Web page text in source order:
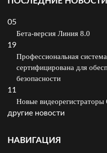
05
Бета-версия Линия 8.0
19
Профессиональная
сертифицирована для
безопасности
11
Новые видеорегистраторы
другие новости
НАВИГАЦИЯ